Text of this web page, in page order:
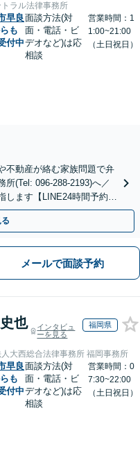
ラル法律事務所
早良
も
付中
面談方法(対
面・電話・ビ
デオなど)は応
相談
営業時間：1
1:00~21:00
（土日祝日）
不動産が絡む家族問題で弁
(Tel: 096-288-2193)へ／
します【LINE24時間予約受
メールで面談予約
也
インタビュ
ーを見る
福岡県
大西総合法律事務所 福岡事務所
早良
も
付中
面談方法(対
面・電話・ビ
デオなど)は応
相談
営業時間：0
7:30~22:00
（土日祝日）